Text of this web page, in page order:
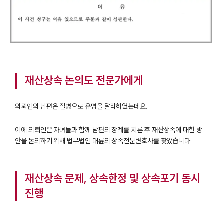
재산상속 논의도 전문가에게
의뢰인의 남편은 질병으로 유명을 달리하였는데요.
이에 의뢰인은 자녀들과 함께 남편의 장례를 치른 후 재산상속에 대한 방
안을 논의하기 위해 법무법인 대륜의 상속전문변호사를 찾았습니다.
재산상속 문제, 상속한정 및 상속포기 동시
진행